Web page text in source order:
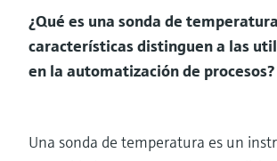
¿Qué es una sonda de
características distinguen a las
en la automatización de procesos?
Una sonda de temperatura es un